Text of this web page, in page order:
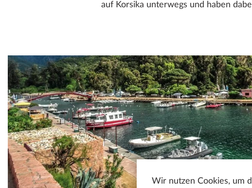
Wir nutzen Cookies, um
auf Korsika unterwegs und haben